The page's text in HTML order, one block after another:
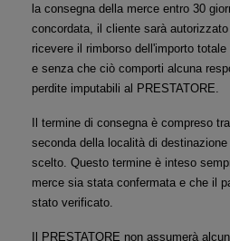
la consegna della merce entro 30
concordata, il cliente sarà
ricevere il rimborso dell'importo
e senza che ciò comporti alcuna
perdite imputabili al PRESTATORE.
Il termine di consegna è compreso
seconda della località di
scelto. Questo termine è inteso
merce sia stata confermata e che il
stato verificato.
Il PRESTATORE non assumerà